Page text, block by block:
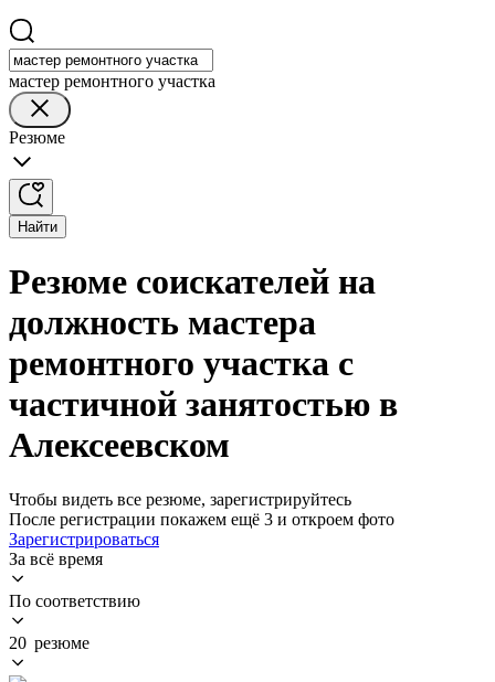
мастер ремонтного участка
Резюме
Найти
Резюме соискателей на
должность мастера
ремонтного участка с
частичной занятостью в
Алексеевском
Чтобы видеть все резюме, зарегистрируйтесь
После регистрации покажем ещё 3 и откроем фото
Зарегистрироваться
За всё время
По соответствию
20 резюме